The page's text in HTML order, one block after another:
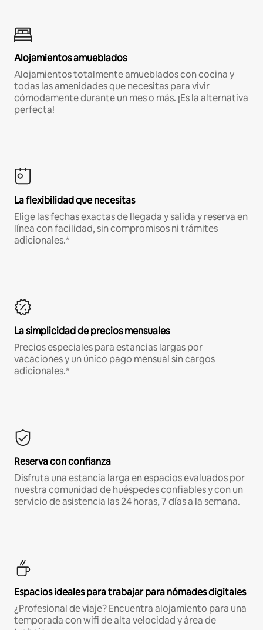
Alojamientos amueblados
Alojamientos totalmente amueblados con cocina y
todas las amenidades que necesitas para vivir
cómodamente durante un mes o más. ¡Es la alternativa
perfecta!
La flexibilidad que necesitas
Elige las fechas exactas de llegada y salida y reserva en
línea con facilidad, sin compromisos ni trámites
adicionales.*
La simplicidad de precios mensuales
Precios especiales para estancias largas por
vacaciones y un único pago mensual sin cargos
adicionales.*
Reserva con confianza
Disfruta una estancia larga en espacios evaluados por
nuestra comunidad de huéspedes confiables y con un
servicio de asistencia las 24 horas, 7 días a la semana.
Espacios ideales para trabajar para nómades digitales
¿Profesional de viaje? Encuentra alojamiento para una
temporada con wifi de alta velocidad y área de